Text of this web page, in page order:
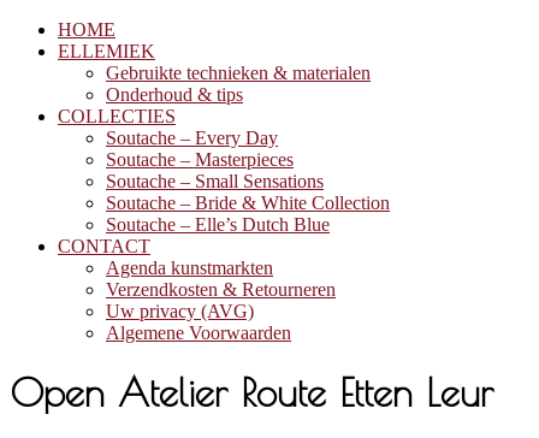
HOME
ELLEMIEK
Gebruikte technieken & materialen
Onderhoud & tips
COLLECTIES
Soutache – Every Day
Soutache – Masterpieces
Soutache – Small Sensations
Soutache – Bride & White Collection
Soutache – Elle’s Dutch Blue
CONTACT
Agenda kunstmarkten
Verzendkosten & Retourneren
Uw privacy (AVG)
Algemene Voorwaarden
Open Atelier Route Etten Leur